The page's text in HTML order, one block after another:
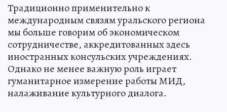
Традиционно применительно к
международным связям уральского региона
мы больше говорим об экономическом
сотрудничестве, аккредитованных здесь
иностранных консульских учреждениях.
Однако не менее важную роль играет
гуманитарное измерение работы МИД,
налаживание культурного диалога.